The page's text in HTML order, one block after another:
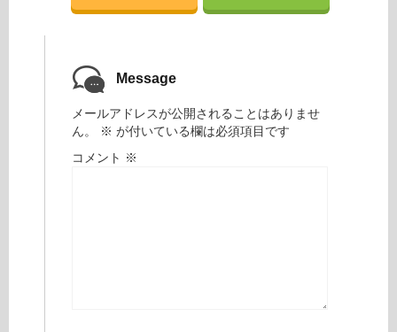
Message
メールアドレスが公開されることはありませ
ん。
※ が付いている欄は必須項目です
コメント ※